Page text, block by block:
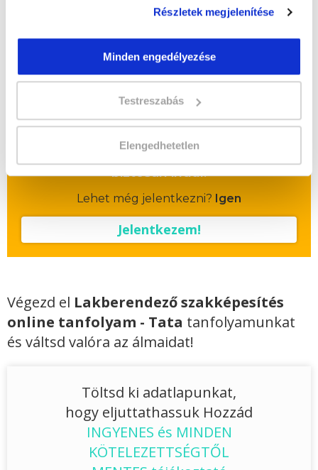
Részletek megjelenítése
Minden engedélyezése
Testreszabás
Elengedhetetlen
309 000 Ft
Vizsgadíj várható összege
A csoport a meghirdetett időpontban
biztosan indul!
Lehet még jelentkezni? Igen
Jelentkezem!
Végezd el Lakberendező szakképesítés
online tanfolyam - Tata tanfolyamunkat
és váltsd valóra az álmaidat!
Töltsd ki adatlapunkat,
hogy eljuttathassuk Hozzád
INGYENES és MINDEN
KÖTELEZETTSÉGTŐL